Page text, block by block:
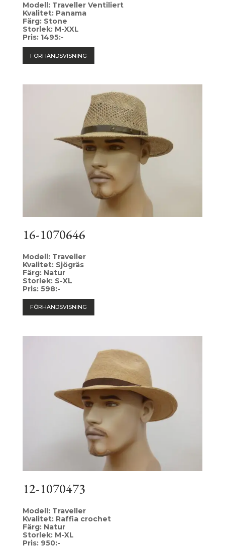
Modell: Traveller Ventiliert
Kvalitet: Panama
Färg: Stone
Storlek: M-XXL
Pris: 1495:-
FÖRHANDSVISNING
16-1070646
Modell: Traveller
Kvalitet: Sjögräs
Färg: Natur
Storlek: S-XL
Pris: 598:-
FÖRHANDSVISNING
12-1070473
Modell: Traveller
Kvalitet: Raffia crochet
Färg: Natur
Storlek: M-XL
Pris: 950:-